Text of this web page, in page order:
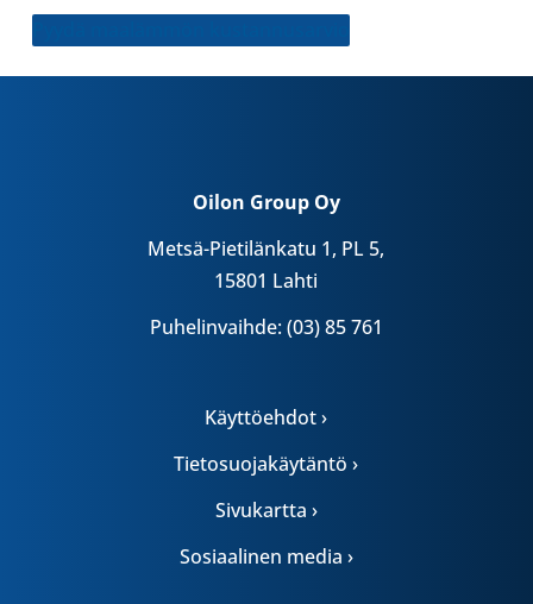
Oilon Group Oy
Metsä-Pietilänkatu 1, PL 5,
15801 Lahti
Puhelinvaihde: (03) 85 761
Käyttöehdot ›
Tietosuojakäytäntö ›
Sivukartta ›
Sosiaalinen media ›